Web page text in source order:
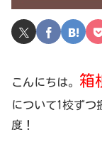
こんにちは。 箱
について1校ずつ
度！